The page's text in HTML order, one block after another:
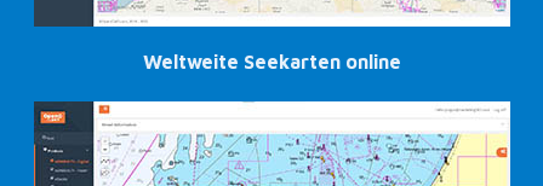
Weltweite Seekarten online